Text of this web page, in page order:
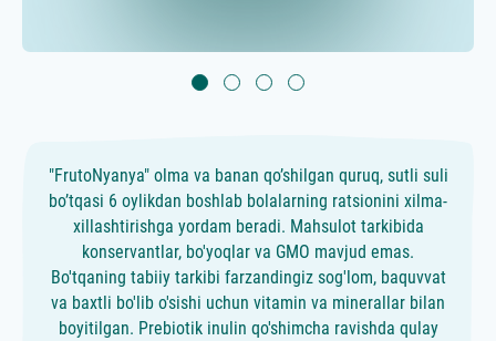
"FrutoNyanya" olma va banan qo’shilgan quruq, sutli suli
bo’tqasi 6 oylikdan boshlab bolalarning ratsionini xilma-
xillashtirishga yordam beradi. Mahsulot tarkibida
konservantlar, bo'yoqlar va GMO mavjud emas.
Bo'tqaning tabiiy tarkibi farzandingiz sog'lom, baquvvat
va baxtli bo'lib o'sishi uchun vitamin va minerallar bilan
boyitilgan. Prebiotik inulin qo'shimcha ravishda qulay